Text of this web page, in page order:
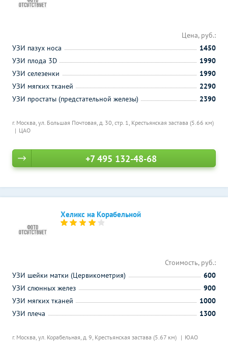
г. Москва, ул. Большая Почтовая, д. 30, стр. 1, Крестьянская застава (5.66 км)
ЦАО
Цена, руб.:
УЗИ пазух носа
1450
УЗИ плода 3D
1990
УЗИ селезенки
1990
УЗИ мягких тканей
2290
УЗИ простаты (предстательной железы)
2390
+7 495 132-48-68
Хеликс на Корабельной
г. Москва, ул. Корабельная, д. 9, Крестьянская застава (5.67 км) ЮАО
Стоимость, руб.:
УЗИ шейки матки (Цервикометрия)
600
УЗИ слюнных желез
900
УЗИ мягких тканей
1000
УЗИ плеча
1300